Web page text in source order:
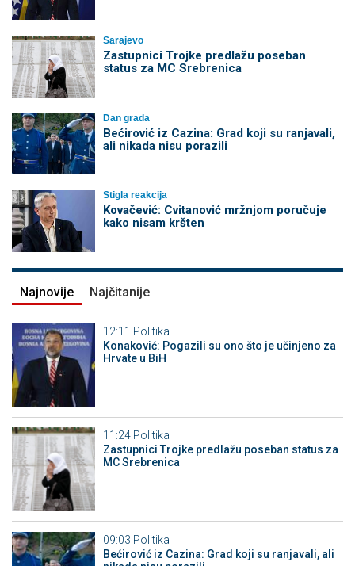
Sarajevo
Zastupnici Trojke predlažu poseban
status za MC Srebrenica
Dan grada
Bećirović iz Cazina: Grad koji su ranjavali,
ali nikada nisu porazili
Stigla reakcija
Kovačević: Cvitanović mržnjom poručuje
kako nisam kršten
Najnovije Najčitanije
12:11 Politika
Konaković: Pogazili su ono što je učinjeno za
Hrvate u BiH
11:24 Politika
Zastupnici Trojke predlažu poseban status za
MC Srebrenica
09:03 Politika
Bećirović iz Cazina: Grad koji su ranjavali, ali